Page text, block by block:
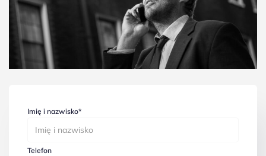
Imię i nazwisko*
Telefon